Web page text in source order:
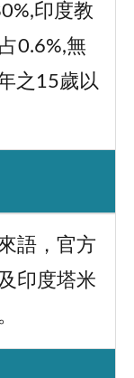
印度教
0.6%,無
之15歲以
語，官方
印度塔米